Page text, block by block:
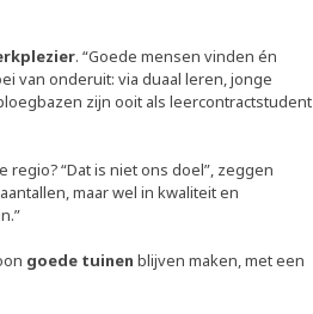
. “Goede mensen vinden én
van onderuit: via duaal leren, jonge
zijn ooit als leercontractstudent
“Dat is niet ons doel”, zeggen
maar wel in kwaliteit en
goede tuinen blijven maken, met een